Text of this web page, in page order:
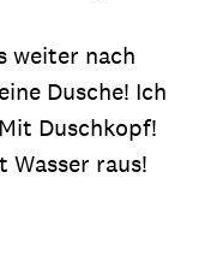
weiter nach
Dusche! Ich
Duschkopf!
Wasser raus!